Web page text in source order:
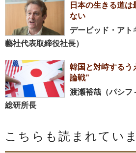
日本の生きる道
ない
デービッド・アト
藝社代表取締役社長）
韓国と対峙するう
論戦”
渡瀬裕哉（パシフ
総研所長
こちらも読まれてい